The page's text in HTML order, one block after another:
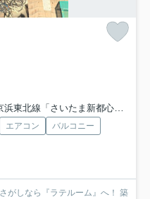
東北線「さいたま新都心」駅 徒歩26分
エアコン
バルコニー
がしなら『ラテルーム』へ！ 築